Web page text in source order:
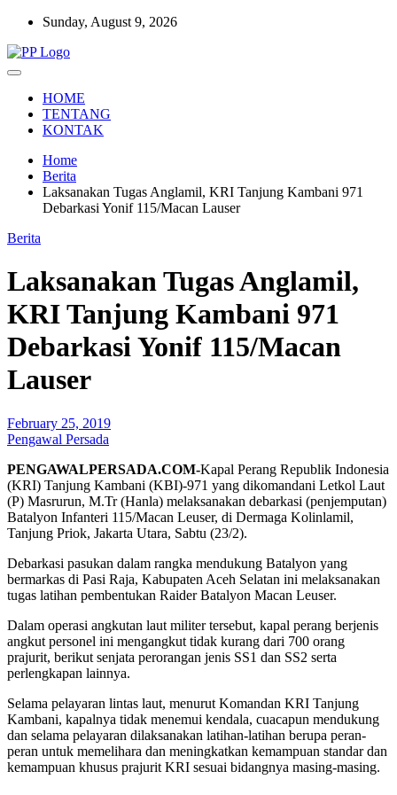
Skip
content
Sunday, August 9, 2026
Pengawal Persada
HOME
TENTANG
KONTAK
Home
Berita
Laksanakan Tugas Anglamil, KRI Tanjung Kambani 971
Debarkasi Yonif 115/Macan Lauser
Berita
Laksanakan Tugas Anglamil,
KRI Tanjung Kambani 971
Debarkasi Yonif 115/Macan
Lauser
February 25, 2019
Pengawal Persada
PENGAWALPERSADA.COM-Kapal Perang Republik Indonesia
(KRI) Tanjung Kambani (KBI)-971 yang dikomandani Letkol Laut
(P) Masrurun, M.Tr (Hanla) melaksanakan debarkasi (penjemputan)
Batalyon Infanteri 115/Macan Leuser, di Dermaga Kolinlamil,
Tanjung Priok, Jakarta Utara, Sabtu (23/2).
Debarkasi pasukan dalam rangka mendukung Batalyon yang
bermarkas di Pasi Raja, Kabupaten Aceh Selatan ini melaksanakan
tugas latihan pembentukan Raider Batalyon Macan Leuser.
Dalam operasi angkutan laut militer tersebut, kapal perang berjenis
angkut personel ini mengangkut tidak kurang dari 700 orang
prajurit, berikut senjata perorangan jenis SS1 dan SS2 serta
perlengkapan lainnya.
Selama pelayaran lintas laut, menurut Komandan KRI Tanjung
Kambani, kapalnya tidak menemui kendala, cuacapun mendukung
dan selama pelayaran dilaksanakan latihan-latihan berupa peran-
peran untuk memelihara dan meningkatkan kemampuan standar dan
kemampuan khusus prajurit KRI sesuai bidangnya masing-masing.